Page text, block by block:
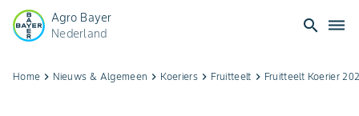
Agro Bayer
Nederland
search dehaze
Fruitteelt
Home keyboard_arrow_right Nieuws & Algemeen keyboard_arrow_right Koeriers keyboard_arrow_right Fruitteelt keyboard_arrow_right Fruitteelt Koerier